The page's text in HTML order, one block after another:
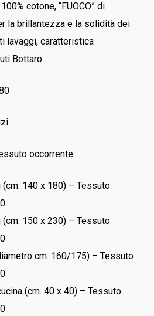
cotone, “FUOCO” di
la brillantezza e la solidità dei
lavaggi, caratteristica
Bottaro.
occorrente:
140 x 180) – Tessuto
150 x 230) – Tessuto
cm. 160/175) – Tessuto
(cm. 40 x 40) – Tessuto